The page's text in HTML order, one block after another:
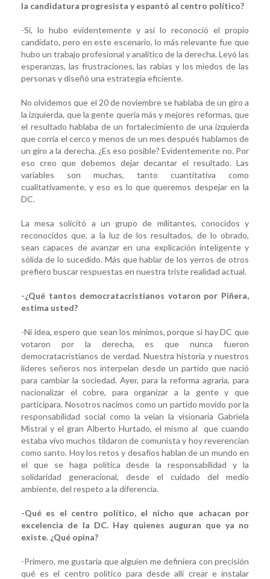
la candidatura progresista y espantó al centro político?
-Sí, lo hubo evidentemente y así lo reconoció el propio
candidato, pero en este escenario, lo más relevante fue que
hubo un trabajo profesional y analítico de la derecha. Leyó las
esperanzas, las frustraciones, las rabias y los miedos de las
personas y diseñó una estrategia eficiente.
No olvidemos que el 20 de noviembre se hablaba de un giro a
la izquierda, que la gente quería más y mejores reformas, que
el resultado hablaba de un fortalecimiento de una izquierda
que corría el cerco y menos de un mes después hablamos de
un giro a la derecha. ¿Es eso posible? Evidentemente no. Por
eso creo que debemos dejar decantar el resultado. Las
variables son muchas, tanto cuantitativa como
cualitativamente, y eso es lo que queremos despejar en la
DC.
La mesa solicitó a un grupo de militantes, conocidos y
reconocidos que, a la luz de los resultados, de lo obrado,
sean capaces de avanzar en una explicación inteligente y
sólida de lo sucedido. Más que hablar de los yerros de otros
prefiero buscar respuestas en nuestra triste realidad actual.
-¿Qué tantos democratacristianos votaron por Piñera,
estima usted?
-Ni idea, espero que sean los mínimos, porque si hay DC que
votaron por la derecha, es que nunca fueron
democratacristianos de verdad. Nuestra historia y nuestros
líderes señeros nos interpelan desde un partido que nació
para cambiar la sociedad. Ayer, para la reforma agraria, para
nacionalizar el cobre, para organizar a la gente y que
participara. Nosotros nacimos como un partido movido por la
responsabilidad social como la veían la visionaria Gabriela
Mistral y el gran Alberto Hurtado, el mismo al que cuando
estaba vivo muchos tildaron de comunista y hoy reverencian
como santo. Hoy los retos y desafíos hablan de un mundo en
el que se haga política desde la responsabilidad y la
solidaridad generacional, desde el cuidado del medio
ambiente, del respeto a la diferencia.
-Qué es el centro político, el nicho que achacan por
excelencia de la DC. Hay quienes auguran que ya no
existe. ¿Qué opina?
-Primero, me gustaría que alguien me definiera con precisión
qué es el centro político para desde allí crear e instalar